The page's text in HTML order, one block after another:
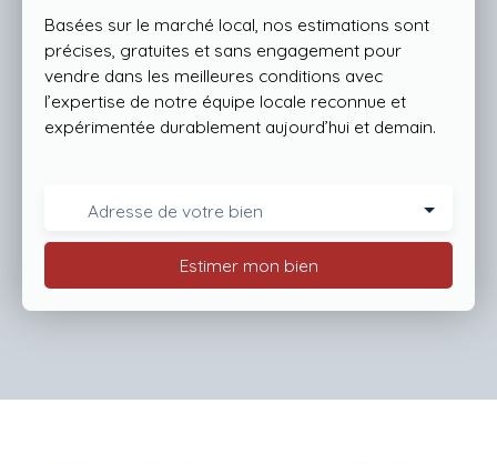
Basées sur le marché local, nos estimations sont
précises, gratuites et sans engagement pour
vendre dans les meilleures conditions avec
l’expertise de notre équipe locale reconnue et
expérimentée durablement aujourd’hui et demain.
Adresse de votre bien
Estimer mon bien